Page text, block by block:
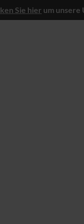
Sie hier um unsere